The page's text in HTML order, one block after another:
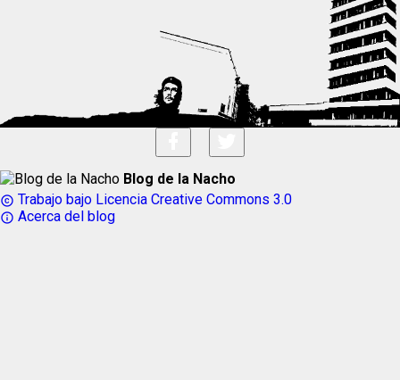
Blog de la Nacho
copyright Trabajo bajo Licencia Creative Commons 3.0
info_outline Acerca del blog